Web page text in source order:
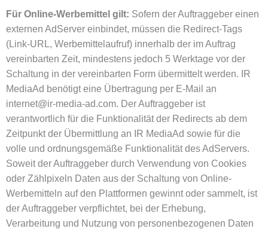
Für Online-Werbemittel gilt: Sofern der Auftraggeber einen
externen AdServer einbindet, müssen die Redirect-Tags
(Link-URL, Werbemittelaufruf) innerhalb der im Auftrag
vereinbarten Zeit, mindestens jedoch 5 Werktage vor der
Schaltung in der vereinbarten Form übermittelt werden. IR
MediaAd benötigt eine Übertragung per E-Mail an
internet@ir-media-ad.com. Der Auftraggeber ist
verantwortlich für die Funktionalität der Redirects ab dem
Zeitpunkt der Übermittlung an IR MediaAd sowie für die
volle und ordnungsgemäße Funktionalität des AdServers.
Soweit der Auftraggeber durch Verwendung von Cookies
oder Zählpixeln Daten aus der Schaltung von Online-
Werbemitteln auf den Plattformen gewinnt oder sammelt, ist
der Auftraggeber verpflichtet, bei der Erhebung,
Verarbeitung und Nutzung von personenbezogenen Daten